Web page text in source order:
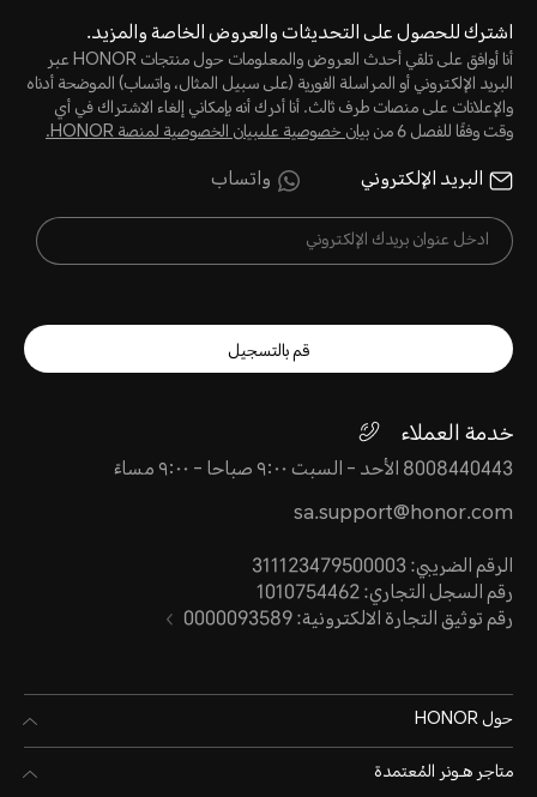
اشترك للحصول على التحديثات والعروض الخاصة والمزيد.
أنا أوافق على تلقي أحدث العروض والمعلومات حول منتجات HONOR عبر
البريد الإلكتروني أو المراسلة الفورية (على سبيل المثال، واتساب) الموضحة أدناه
والإعلانات على منصات طرف ثالث. أنا أدرك أنه بإمكاني إلغاء الاشتراك في أي
وقت وفقًا للفصل 6 من
بيان خصوصية علىبيان الخصوصية لمنصة HONOR‬.
البريد الإلكتروني واتساب
قم بالتسجيل
خدمة العملاء
8008440443 الأحد - السبت ٩:٠٠ صباحا - ٩:٠٠ مساءً
sa.support@honor.com
الرقم الضريبي: 311123479500003
رقم السجل التجاري: 1010754462
رقم توثيق التجارة الالكترونية: 0000093589
حول HONOR
متاجر هـونر المُعتمدة